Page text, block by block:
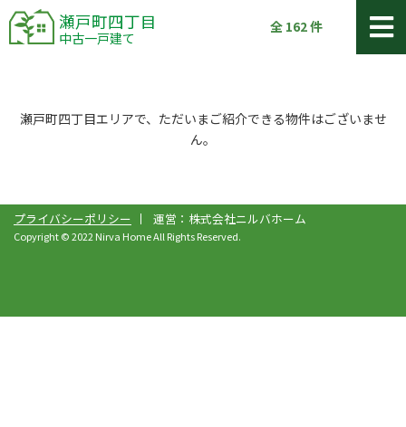
瀬戸町四丁目
中古一戸建て
全 162件
瀬戸町四丁目エリアで、ただいまご紹介できる物件はございませ
ん。
プライバシーポリシー 運営：株式会社ニルバホーム
Copyright © 2022 Nirva Home All Rights Reserved.